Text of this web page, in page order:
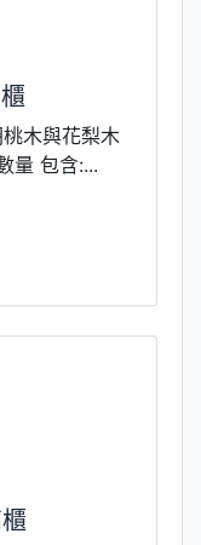
木與花梨木
量 包含:...